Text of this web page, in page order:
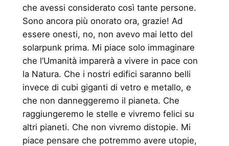
che avessi considerato così tante persone.
Sono ancora più onorato ora, grazie! Ad
essere onesti, no, non avevo mai letto del
solarpunk prima. Mi piace solo immaginare
che l’Umanità imparerà a vivere in pace con
la Natura. Che i nostri edifici saranno belli
invece di cubi giganti di vetro e metallo, e
che non danneggeremo il pianeta. Che
raggiungeremo le stelle e vivremo felici su
altri pianeti. Che non vivremo distopie. Mi
piace pensare che potremmo avere utopie,